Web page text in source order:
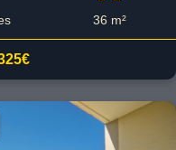
36 m²